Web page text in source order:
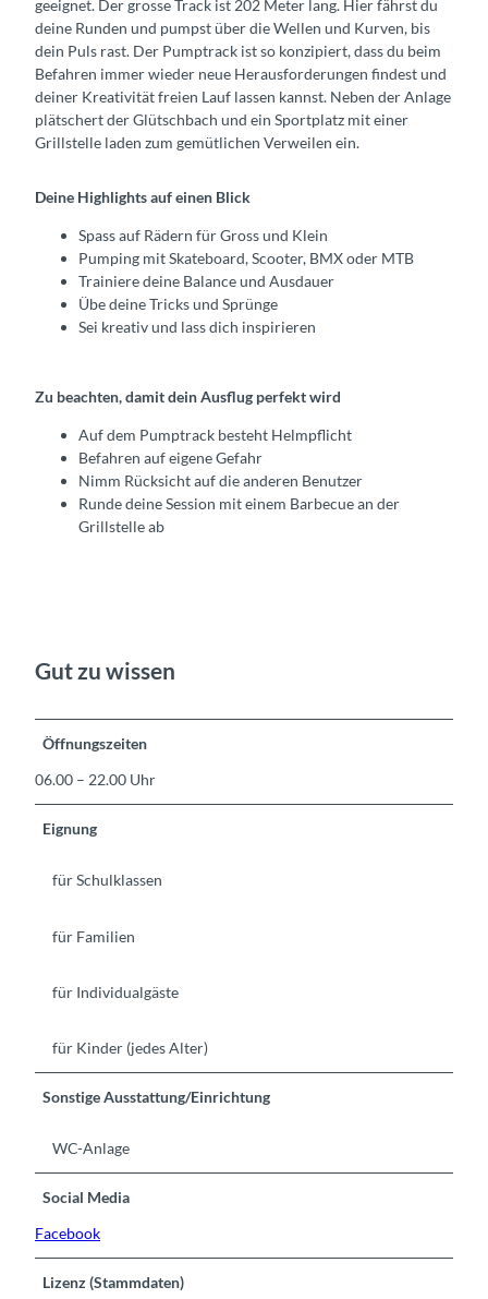
geeignet. Der grosse Track ist 202 Meter lang. Hier fährst du
deine Runden und pumpst über die Wellen und Kurven, bis
dein Puls rast. Der Pumptrack ist so konzipiert, dass du beim
Befahren immer wieder neue Herausforderungen findest und
deiner Kreativität freien Lauf lassen kannst. Neben der Anlage
plätschert der Glütschbach und ein Sportplatz mit einer
Grillstelle laden zum gemütlichen Verweilen ein.
Deine Highlights auf einen Blick
Spass auf Rädern für Gross und Klein
Pumping mit Skateboard, Scooter, BMX oder MTB
Trainiere deine Balance und Ausdauer
Übe deine Tricks und Sprünge
Sei kreativ und lass dich inspirieren
Zu beachten, damit dein Ausflug perfekt wird
Auf dem Pumptrack besteht Helmpflicht
Befahren auf eigene Gefahr
Nimm Rücksicht auf die anderen Benutzer
Runde deine Session mit einem Barbecue an der
Grillstelle ab
Gut zu wissen
Öffnungszeiten
06.00 – 22.00 Uhr
Eignung
für Schulklassen
für Familien
für Individualgäste
für Kinder (jedes Alter)
Sonstige Ausstattung/Einrichtung
WC-Anlage
Social Media
Facebook
Lizenz (Stammdaten)